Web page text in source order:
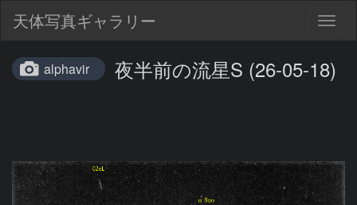
天体写真ギャラリー
alphavir 夜半前の流星S (26-05-18)